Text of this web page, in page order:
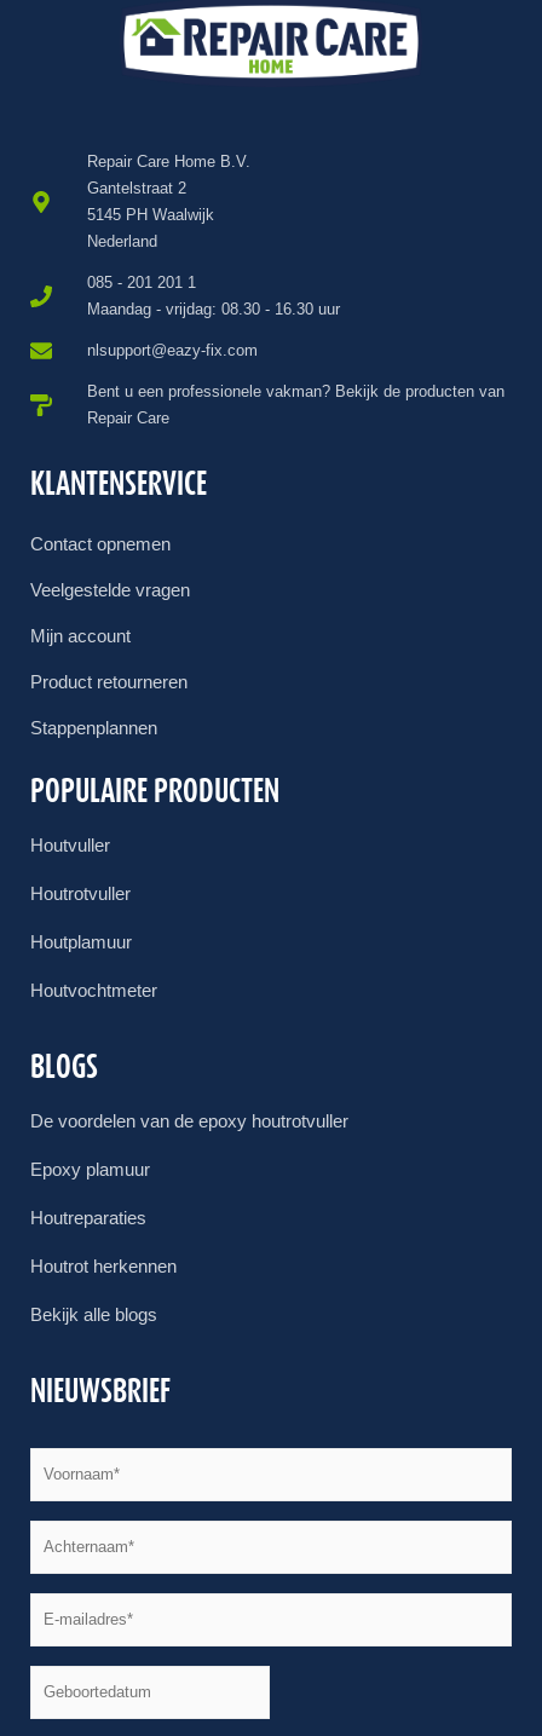
Repair Care Home B.V.
Gantelstraat 2
5145 PH Waalwijk
Nederland
085 - 201 201 1
Maandag - vrijdag: 08.30 - 16.30 uur
nlsupport@eazy-fix.com
Bent u een professionele vakman? Bekijk de producten van
Repair Care
KLANTENSERVICE
Contact opnemen
Veelgestelde vragen
Mijn account
Product retourneren
Stappenplannen
POPULAIRE PRODUCTEN
Houtvuller
Houtrotvuller
Houtplamuur
Houtvochtmeter
BLOGS
De voordelen van de epoxy houtrotvuller
Epoxy plamuur
Houtreparaties
Houtrot herkennen
Bekijk alle blogs
NIEUWSBRIEF
Naam
Naam
E-
Geboortedatum
dash
dash